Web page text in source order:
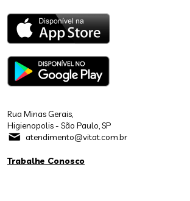
Rua Minas Gerais,
Higienopolis - São Paulo, SP
atendimento@vitat.com.br
Trabalhe Conosco